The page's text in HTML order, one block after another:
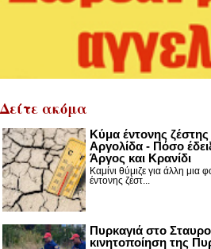
Δείτε ακόμα
Κύμα έντονης
Αργολίδα - Πόσο
Άργος και Κρανίδι
Καμίνι θύμιζε για άλλη
έντονης ζέστ...
Πυρκαγιά στο
κινητοποίηση της